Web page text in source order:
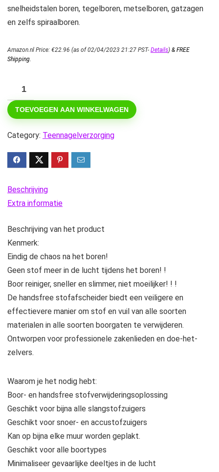
snelheidstalen boren, tegelboren, metselboren, gatzagen
en zelfs spiraalboren.
Amazon.nl Price: €22.96 (as of 02/04/2023 21:27 PST- Details) & FREE
Shipping.
Elektrische
boor
stofafscheider,
handsfree
stofafscheider
universele
stofzuiger
gereedschap
hoeveelheid
TOEVOEGEN AAN WINKELWAGEN
Category: Teennagelverzorging
Beschrijving
Extra informatie
Beschrijving van het product
Kenmerk:
Eindig de chaos na het boren!
Geen stof meer in de lucht tijdens het boren! !
Boor reiniger, sneller en slimmer, niet moeilijker! ! !
De handsfree stofafscheider biedt een veiligere en
effectievere manier om stof en vuil van alle soorten
materialen in alle soorten boorgaten te verwijderen.
Ontworpen voor professionele zakenlieden en doe-het-
zelvers.
Waarom je het nodig hebt:
Boor- en handsfree stofverwijderingsoplossing
Geschikt voor bijna alle slangstofzuigers
Geschikt voor snoer- en accustofzuigers
Kan op bijna elke muur worden geplakt.
Geschikt voor alle boortypes
Minimaliseer gevaarlijke deeltjes in de lucht